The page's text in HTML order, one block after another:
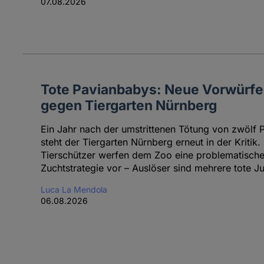
Tote Pavianbabys: Neue Vorwürfe
gegen Tiergarten Nürnberg
Ein Jahr nach der umstrittenen Tötung von zwölf
steht der Tiergarten Nürnberg erneut in der Kritik.
Tierschützer werfen dem Zoo eine problematische
Zuchtstrategie vor – Auslöser sind mehrere tote
Luca La Mendola
06.08.2026